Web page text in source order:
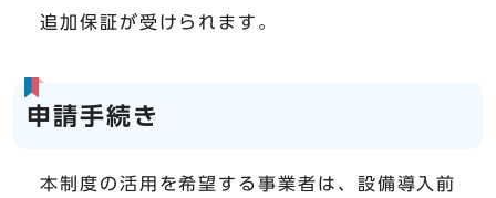
追加保証が受けられます。
申請手続き
本制度の活用を希望する事業者は、設備導入前